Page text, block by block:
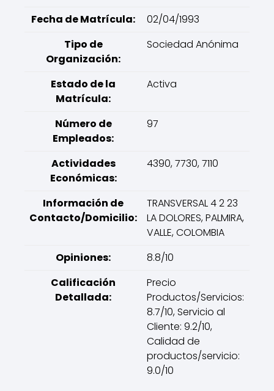
Fecha de Matrícula:
02/04/1993
Tipo de
Organización:
Sociedad Anónima
Estado de la
Matrícula:
Activa
Número de
Empleados:
97
Actividades
Económicas:
4390, 7730, 7110
Información de
Contacto/Domicilio:
TRANSVERSAL 4 2 23
LA DOLORES, PALMIRA,
VALLE, COLOMBIA
Opiniones:
8.8/10
Calificación
Detallada:
Precio
Productos/Servicios:
8.7/10, Servicio al
Cliente: 9.2/10,
Calidad de
productos/servicio:
9.0/10